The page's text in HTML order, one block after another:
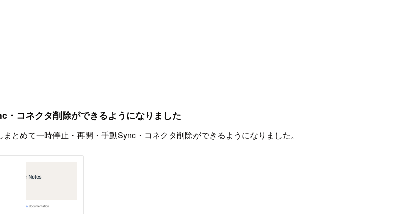
・コネクタ削除ができるようになりました
とめて一時停止・再開・手動Sync・コネクタ削除ができるようになりました。